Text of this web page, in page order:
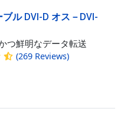
ル DVI-D オス－DVI-
つ鮮明なデータ転送
(269 Reviews)